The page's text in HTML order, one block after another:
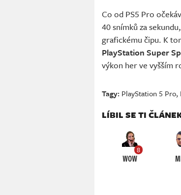
Co od PS5 Pro
40 snímků za
grafickému čipu. K
PlayStation Super
výkon her ve vyšším
Tagy: PlayStation 5 Pro,
LÍBIL SE TI
8
WOW